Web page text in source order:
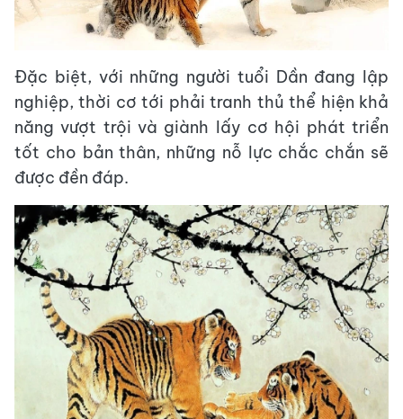
Đặc biệt, với những người tuổi Dần đang lập
nghiệp, thời cơ tới phải tranh thủ thể hiện khả
năng vượt trội và giành lấy cơ hội phát triển
tốt cho bản thân, những nỗ lực chắc chắn sẽ
được đền đáp.